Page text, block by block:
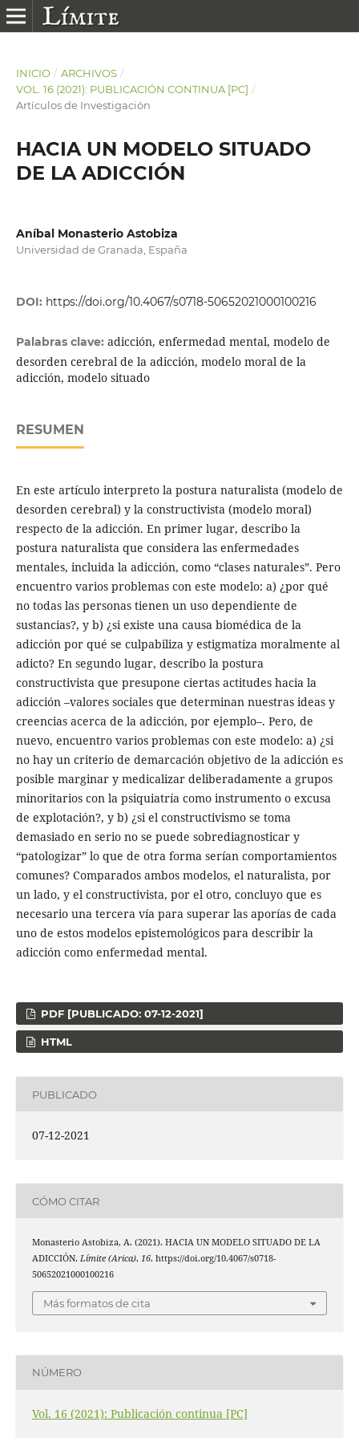
INICIO / ARCHIVOS /
VOL. 16 (2021): PUBLICACIÓN CONTINUA [PC] /
Artículos de Investigación
HACIA UN MODELO SITUADO
DE LA ADICCIÓN
Aníbal Monasterio Astobiza
Universidad de Granada, España
DOI: https://doi.org/10.4067/s0718-50652021000100216
Palabras clave: adicción, enfermedad mental, modelo de
desorden cerebral de la adicción, modelo moral de la
adicción, modelo situado
RESUMEN
En este artículo interpreto la postura naturalista (modelo de
desorden cerebral) y la constructivista (modelo moral)
respecto de la adicción. En primer lugar, describo la
postura naturalista que considera las enfermedades
mentales, incluida la adicción, como “clases naturales”. Pero
encuentro varios problemas con este modelo: a) ¿por qué
no todas las personas tienen un uso dependiente de
sustancias?, y b) ¿si existe una causa biomédica de la
adicción por qué se culpabiliza y estigmatiza moralmente al
adicto? En segundo lugar, describo la postura
constructivista que presupone ciertas actitudes hacia la
adicción –valores sociales que determinan nuestras ideas y
creencias acerca de la adicción, por ejemplo–. Pero, de
nuevo, encuentro varios problemas con este modelo: a) ¿si
no hay un criterio de demarcación objetivo de la adicción es
posible marginar y medicalizar deliberadamente a grupos
minoritarios con la psiquiatría como instrumento o excusa
de explotación?, y b) ¿si el constructivismo se toma
demasiado en serio no se puede sobrediagnosticar y
“patologizar” lo que de otra forma serían comportamientos
comunes? Comparados ambos modelos, el naturalista, por
un lado, y el constructivista, por el otro, concluyo que es
necesario una tercera vía para superar las aporías de cada
uno de estos modelos epistemológicos para describir la
adicción como enfermedad mental.
PDF [PUBLICADO: 07-12-2021]
HTML
PUBLICADO
07-12-2021
CÓMO CITAR
Monasterio Astobiza, A. (2021). HACIA UN MODELO SITUADO DE LA
ADICCIÓN. Límite (Arica), 16. https://doi.org/10.4067/s0718-
50652021000100216
Más formatos de cita
NÚMERO
Vol. 16 (2021): Publicación continua [PC]